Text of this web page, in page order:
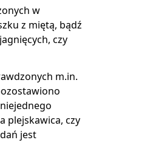
w
z miętą, bądź
czy
m.in.
plejskawica, czy
jest